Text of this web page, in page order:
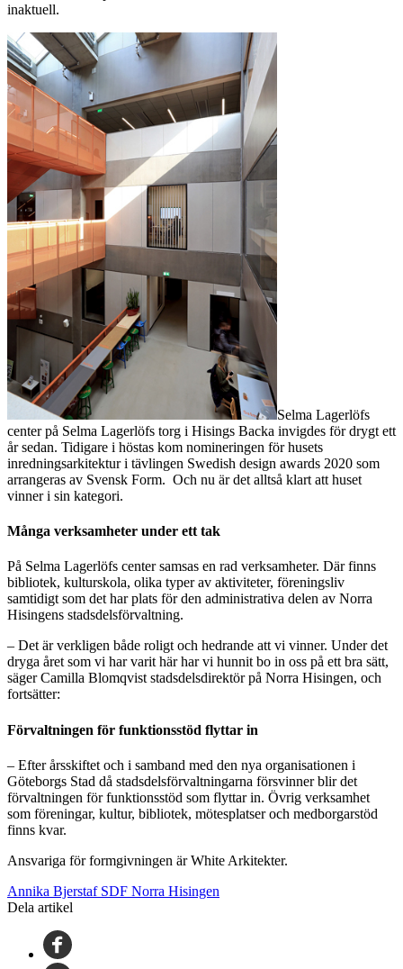
inaktuell.
Selma Lagerlöfs
center på Selma Lagerlöfs torg i Hisings Backa invigdes för drygt ett
år sedan. Tidigare i höstas kom nomineringen för husets
inredningsarkitektur i tävlingen Swedish design awards 2020 som
arrangeras av Svensk Form. Och nu är det alltså klart att huset
vinner i sin kategori.
Många verksamheter under ett tak
På Selma Lagerlöfs center samsas en rad verksamheter. Där finns
bibliotek, kulturskola, olika typer av aktiviteter, föreningsliv
samtidigt som det har plats för den administrativa delen av Norra
Hisingens stadsdelsförvaltning.
– Det är verkligen både roligt och hedrande att vi vinner. Under det
dryga året som vi har varit här har vi hunnit bo in oss på ett bra sätt,
säger Camilla Blomqvist stadsdelsdirektör på Norra Hisingen, och
fortsätter:
Förvaltningen för funktionsstöd flyttar in
– Efter årsskiftet och i samband med den nya organisationen i
Göteborgs Stad då stadsdelsförvaltningarna försvinner blir det
förvaltningen för funktionsstöd som flyttar in. Övrig verksamhet
som föreningar, kultur, bibliotek, mötesplatser och medborgarstöd
finns kvar.
Ansvariga för formgivningen är White Arkitekter.
Annika Bjerstaf SDF Norra Hisingen
Dela artikel